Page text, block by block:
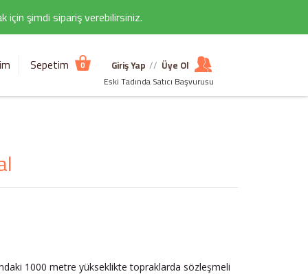
için şimdi sipariş verebilirsiniz.
Sepetim 0 Giriş Yap // Üye Ol
Eski Tadında Satıcı Başvurusu
1000 metre yükseklikte topraklarda sözleşmeli